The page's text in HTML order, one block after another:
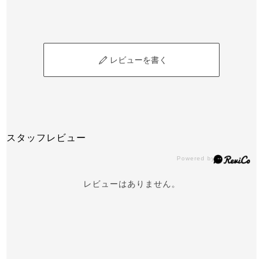
レビューを書く
スタッフレビュー
レビューはありません。